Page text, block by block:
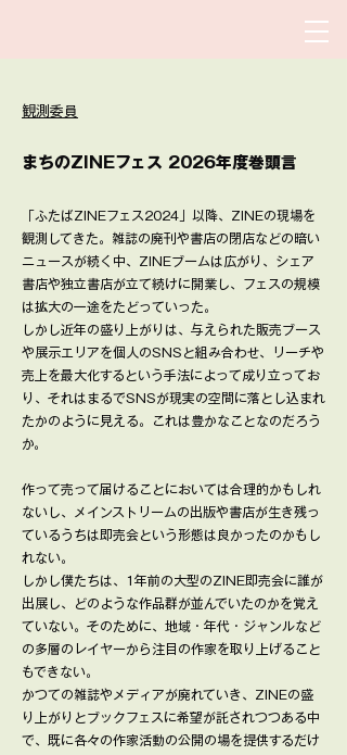
​観測委員
​まちのZINEフェス 2026年度巻頭言
「ふたばZINEフェス2024」以降、ZINEの現場を
観測してきた。雑誌の廃刊や書店の閉店などの暗い
ニュースが続く中、ZINEブームは広がり、シェア
書店や独立書店が立て続けに開業し、フェスの規模
は拡大の一途をたどっていった。
しかし近年の盛り上がりは、与えられた販売ブース
や展示エリアを個人のSNSと組み合わせ、リーチや
売上を最大化するという手法によって成り立ってお
り、それはまるでSNSが現実の空間に落とし込まれ
たかのように見える。これは豊かなことなのだろう
か。
作って売って届けることにおいては合理的かもしれ
ないし、メインストリームの出版や書店が生き残っ
ているうちは即売会という形態は良かったのかもし
れない。
しかし僕たちは、1年前の大型のZINE即売会に誰が
出展し、どのような作品群が並んでいたのかを覚え
ていない。そのために、地域・年代・ジャンルなど
の多層のレイヤーから注目の作家を取り上げること
もできない。
かつての雑誌やメディアが廃れていき、ZINEの盛
り上がりとブックフェスに希望が託されつつある中
で、既に各々の作家活動の公開の場を提供するだけ